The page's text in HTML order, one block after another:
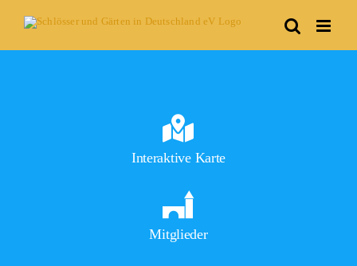
Interaktive Karte
Mitglieder